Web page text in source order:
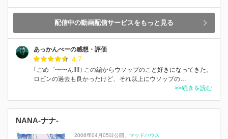
配信中の動画配信サービスをもっと見る
あっかんべーの感想・評価
4.7
｢ごめ゛〜〜ん!!!!｣ この編からウソップのこと好きになってきた。
ロビンの過去も良かったけど、それ以上にウソップの…
>>続きを読む
NANA-ナナ-
2006年04月05日公開 マッドハウス